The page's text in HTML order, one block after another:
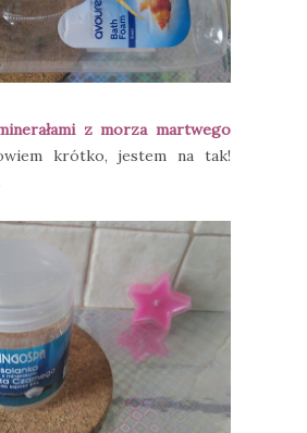
z morza martwego
krótko, jestem na tak!